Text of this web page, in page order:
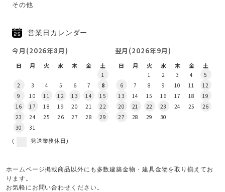
その他
営業日カレンダー
今月(2026年8月)
日 月 火 水 木 金 土
1
2
3 4 5 6 7
8
9
10 11 12 13 14
15
16
17 18 19 20 21
22
23
24 25 26 27 28
29
30
31
翌月(2026年9月)
日 月 火 水 木 金 土
1 2 3 4
5
6
7 8 9 10 11
12
13
14 15 16 17 18
19
20
21 22 23 24 25
26
27
28 29 30
( 発送業務休日)
ホームページ掲載商品以外にも多数建築金物・建具金物を取り揃えてお
ります。
お気軽にお問い合わせください。